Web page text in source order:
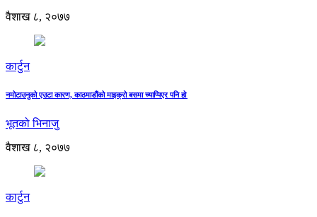
वैशाख ८, २०७७
कार्टुन
नमोटाउनुको एउटा कारण, काठमाडौंको माइक्रो बसमा च्याप्पिएर पनि हो
भूतको भिनाजु
वैशाख ८, २०७७
कार्टुन